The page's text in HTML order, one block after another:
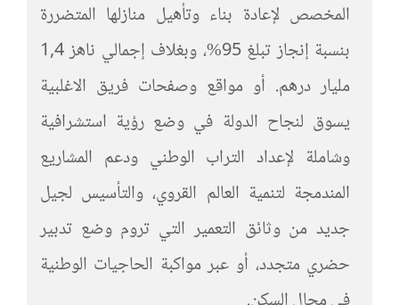
المخصص لإعادة بناء وتأهيل منازلها المتضررة
بنسبة إنجاز تبلغ 95%، وبغلاف إجمالي ناهز 1,4
مليار درهم. أو مواقع وصفحات فريق الاغلبية
يسوق لنجاح الدولة في وضع رؤية استشرافية
وشاملة لإعداد التراب الوطني ودعم المشاريع
المندمجة لتنمية العالم القروي، والتأسيس لجيل
جديد من وثائق التعمير التي تروم وضع تدبير
حضري متجدد، أو عبر مواكبة الحاجيات الوطنية